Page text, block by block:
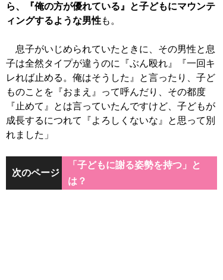
ら、『俺の方が優れている』と子どもにマウンテ
ィングするような男性も。
息子がいじめられていたときに、その男性と息
子は全然タイプが違うのに『ぶん殴れ』『一回キ
レれば止める。俺はそうした』と言ったり、子ど
ものことを『おまえ』って呼んだり、その都度
『止めて』とは言っていたんですけど、子どもが
成長するにつれて『よろしくないな』と思って別
れました」
次のページ
「子どもに謝る姿勢を持つ」と
は？